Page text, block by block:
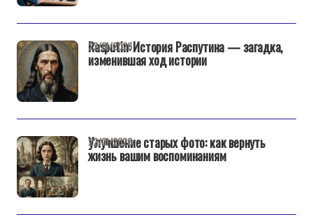
Rasputin: История Распутина — загадка,
изменившая ход истории
22/01/2026
Улучшение старых фото: как вернуть
жизнь вашим воспоминаниям
22/01/2026